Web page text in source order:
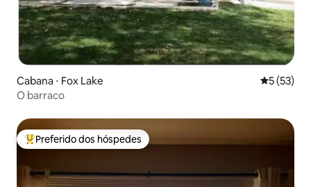
Cabana ⋅ Fox Lake 5 de uma
5 (53)
O barraco
Entre os melhores preferidos dos hóspedes
Preferido dos hóspedes